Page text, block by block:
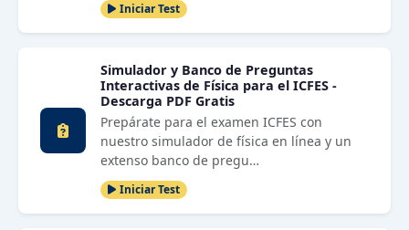
Iniciar Test
Simulador y Banco de Preguntas
Interactivas de Física para el ICFES -
Descarga PDF Gratis
Prepárate para el examen ICFES con
nuestro simulador de física en línea y un
extenso banco de pregu…
Iniciar Test